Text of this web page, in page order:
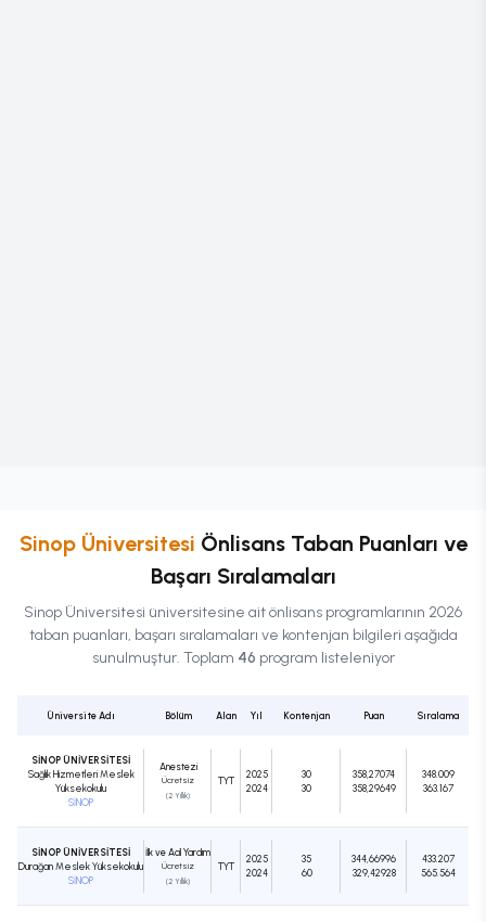
Sinop Üniversitesi ÖnlisansTaban Puanları ve
Başarı Sıralamaları
Sinop Üniversitesi üniversitesine aitönlisans programlarının 2026
taban puanları, başarı sıralamaları ve kontenjan bilgileri aşağıda
sunulmuştur. Toplam 46 program listeleniyor
Üniversite Adı Bölüm Alan Yıl Kontenjan Puan Sıralama
SİNOP ÜNİVERSİTESİ
Sağlık Hizmetleri Meslek
Yüksekokulu
SİNOP
Anestezi
Ücretsiz
(2 Yıllık)
TYT
2025
2024
30
30
358,27074
358,29649
348.009
363.167
SİNOP ÜNİVERSİTESİ
Durağan Meslek Yüksekokulu
SİNOP
İlk ve Acil Yardım
Ücretsiz
(2 Yıllık)
TYT
2025
2024
35
60
344,66996
329,42928
433.207
565.564